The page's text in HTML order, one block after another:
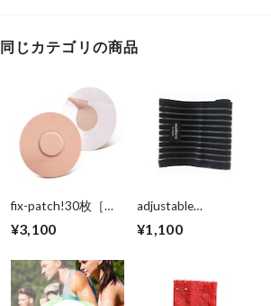
同じカテゴリの商品
fix-patch!30枚［セ
し センサー用固定
¥3,100
adjustable
［アジャスタブルサ
¥1,100